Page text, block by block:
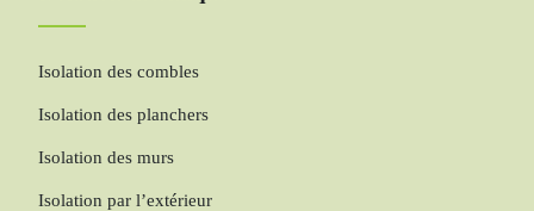
Isolation des combles
Isolation des planchers
Isolation des murs
Isolation par l’extérieur